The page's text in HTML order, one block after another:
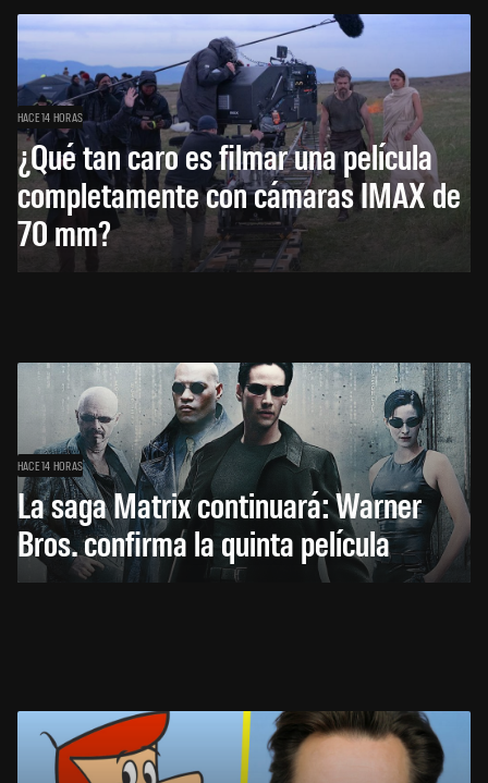
HACE 14 HORAS
¿Qué tan caro es filmar una película
completamente con cámaras IMAX de
70 mm?
HACE 14 HORAS
La saga Matrix continuará: Warner
Bros. confirma la quinta película